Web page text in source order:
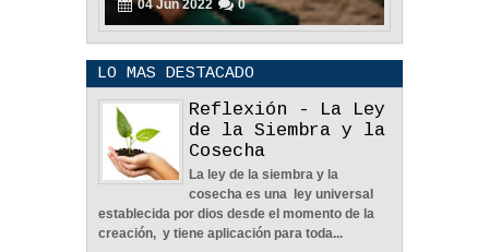
Nos Toca Escoger El
Camino, Fácil O Difícil -
Reflexión
04 Jun 2022 0
LO MAS DESTACADO
Reflexión - La Ley
de la Siembra y la
Cosecha
La ley de la siembra y la
cosecha es una ley universal
establecida por dios desde el momento de la
creación, y tiene aplicación para toda...